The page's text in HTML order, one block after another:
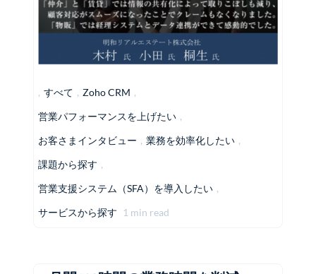
, すべて , Zoho CRM ,
営業パフォーマンスを上げたい ,
お客さまインタビュー , 業務を効率化したい ,
課題から探す ,
営業支援システム（SFA）を導入したい ,
サービスから探す
1 min read